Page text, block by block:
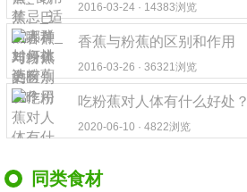
2016-03-24 · 14383浏览
香蕉与粉蕉的区别和作用
2016-03-26 · 36321浏览
吃粉蕉对人体有什么好处？
2020-06-10 · 4822浏览
同类食材